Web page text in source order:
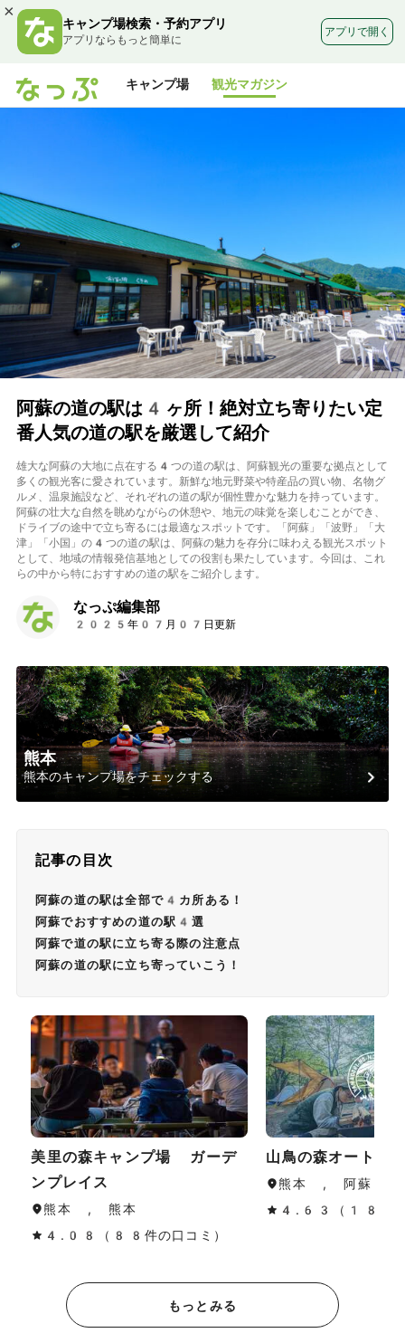
×
キャンプ場検索・予約アプリ
アプリならもっと簡単に
アプリで開く
キャンプ場 観光マガジン
阿蘇の道の駅は4ヶ所！絶対立ち寄りたい定
番人気の道の駅を厳選して紹介
雄大な阿蘇の大地に点在する4つの道の駅は、阿蘇観光の重要な拠点として
多くの観光客に愛されています。新鮮な地元野菜や特産品の買い物、名物グ
ルメ、温泉施設など、それぞれの道の駅が個性豊かな魅力を持っています。
阿蘇の壮大な自然を眺めながらの休憩や、地元の味覚を楽しむことができ、
ドライブの途中で立ち寄るには最適なスポットです。「阿蘇」「波野」「大
津」「小国」の4つの道の駅は、阿蘇の魅力を存分に味わえる観光スポット
として、地域の情報発信基地としての役割も果たしています。今回は、これ
らの中から特におすすめの道の駅をご紹介します。
なっぷ編集部
2025年07月07日更新
熊本
熊本のキャンプ場をチェックする
記事の目次
阿蘇の道の駅は全部で4カ所ある！
阿蘇でおすすめの道の駅4選
阿蘇で道の駅に立ち寄る際の注意点
阿蘇の道の駅に立ち寄っていこう！
美里の森キャンプ場 ガーデ
ンプレイス
熊本 , 熊本
4.08（88件の口コミ）
山鳥の森オートキ
熊本 , 阿蘇
4.63（188件
もっとみる